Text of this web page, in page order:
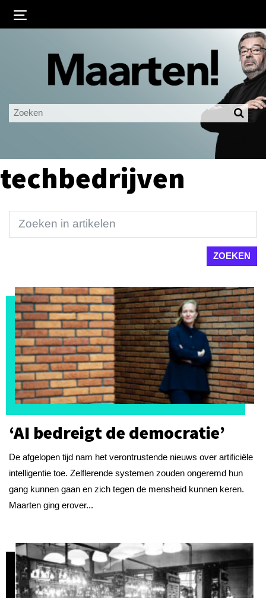
Ingelogd blijven
LOGIN
techbedrijven
‘AI bedreigt de democratie’
De afgelopen tijd nam het verontrustende nieuws over artificiële
intelligentie toe. Zelflerende systemen zouden ongeremd hun
gang kunnen gaan en zich tegen de mensheid kunnen keren.
Maarten ging erover...